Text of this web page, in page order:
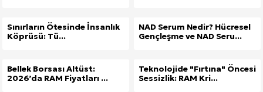
Sınırların Ötesinde İnsanlık
Köprüsü: Tü...
NAD Serum Nedir? Hücresel
Gençleşme ve NAD Seru...
Bellek Borsası Altüst:
2026’da RAM Fiyatları ...
Teknolojide "Fırtına" Öncesi
Sessizlik: RAM Kri...